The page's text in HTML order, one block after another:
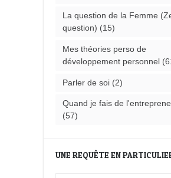
La question de la Femme
question) (15)
Mes théories perso de
développement personnel
Parler de soi(2)
Quand je fais de
(57)
UNE REQUÊTE EN